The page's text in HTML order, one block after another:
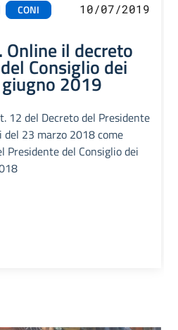
CONI 10/07/2019
il decreto
Consiglio dei
2019
12 del Decreto del Presidente
23 marzo 2018 come
del Consiglio dei